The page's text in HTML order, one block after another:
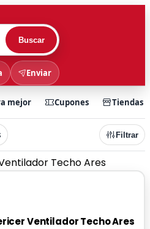
Buscar
Enviar
mejor Cupones Tiendas
Filtrar
Techo Ares
Ventilador Techo Ares